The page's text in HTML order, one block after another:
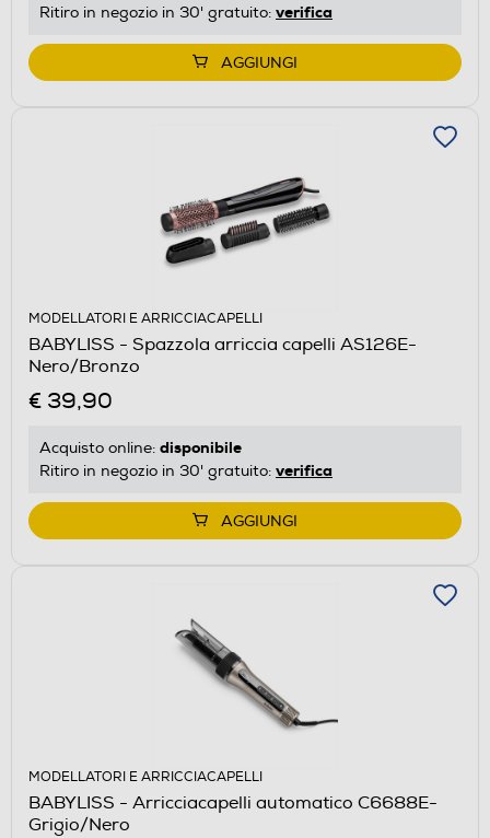
Ritiro in negozio in 30' gratuito: verifica
AGGIUNGI
MODELLATORI E ARRICCIACAPELLI
BABYLISS - Spazzola arriccia capelli AS126E-
Nero/Bronzo
€ 39,90
Acquisto online: disponibile
Ritiro in negozio in 30' gratuito: verifica
AGGIUNGI
MODELLATORI E ARRICCIACAPELLI
BABYLISS - Arricciacapelli automatico C6688E-
Grigio/Nero